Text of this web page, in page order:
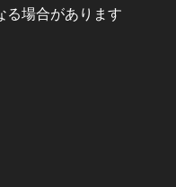
場合があります